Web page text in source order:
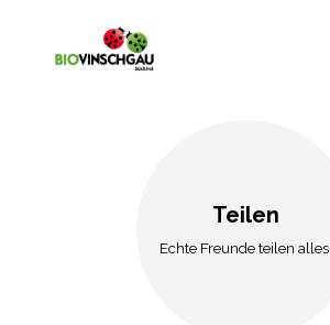
Teilen
Echte Freunde teilen alles.